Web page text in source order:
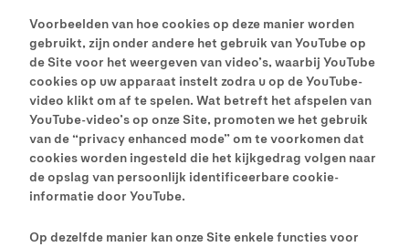
Voorbeelden van hoe cookies op deze manier worden
gebruikt, zijn onder andere het gebruik van YouTube op
de Site voor het weergeven van video’s, waarbij YouTube
cookies op uw apparaat instelt zodra u op de YouTube-
video klikt om af te spelen. Wat betreft het afspelen van
YouTube-video’s op onze Site, promoten we het gebruik
van de “privacy enhanced mode” om te voorkomen dat
cookies worden ingesteld die het kijkgedrag volgen naar
de opslag van persoonlijk identificeerbare cookie-
informatie door YouTube.
Op dezelfde manier kan onze Site enkele functies voor